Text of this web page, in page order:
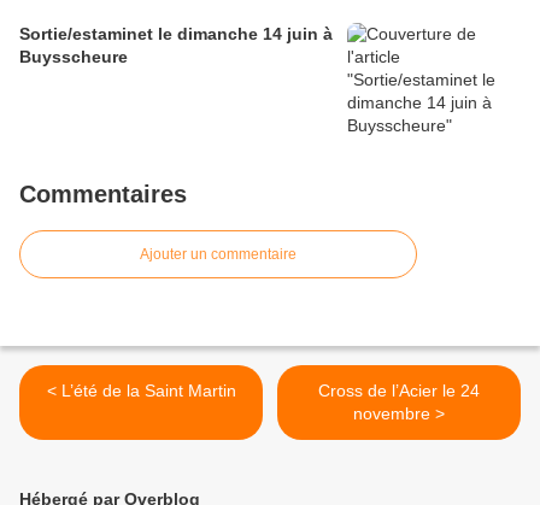
Sortie/estaminet le dimanche 14 juin à
Buysscheure
Commentaires
Ajouter un commentaire
< L’été de la Saint Martin
Cross de l’Acier le 24
novembre >
Hébergé par Overblog